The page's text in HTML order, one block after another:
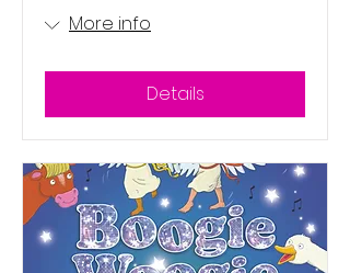
More info
Details